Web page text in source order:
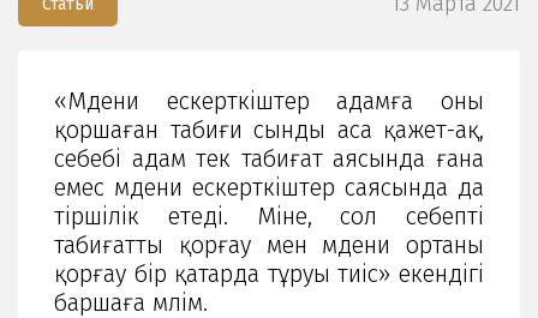
Статьи
«Мәдени ескерткіштер адамға оны
қоршаған табиғи сынды аса қажет-ақ,
себебі адам тек табиғат аясында ғана
емес мәдени ескерткіштер саясында да
тіршілік етеді. Міне, сол себепті
табиғатты қорғау мен мәдени ортаны
қорғау бір қатарда тұруы тиіс» екендігі
баршаға мәлім.